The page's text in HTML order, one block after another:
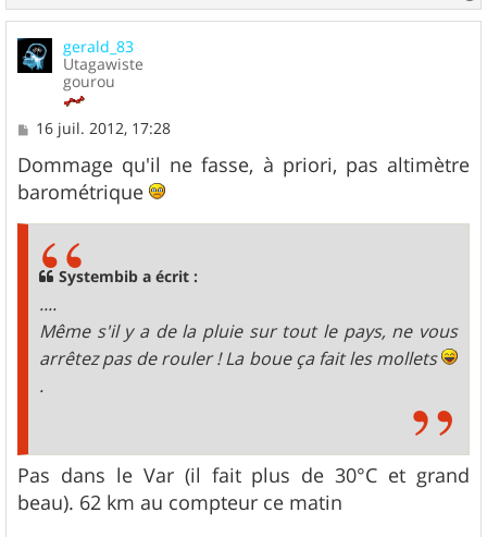
a
gerald_83
Utagawiste
gourou
M
s
s
a
16 juil. 2012, 17:28
Dommage qu'il ne fasse, à priori, pas altimètre
barométrique
Systembib a écrit :
....
Même s'il y a de la pluie sur tout le pays, ne vous
arrêtez pas de rouler ! La boue ça fait les mollets
.
Pas dans le Var (il fait plus de 30°C et grand
beau). 62 km au compteur ce matin